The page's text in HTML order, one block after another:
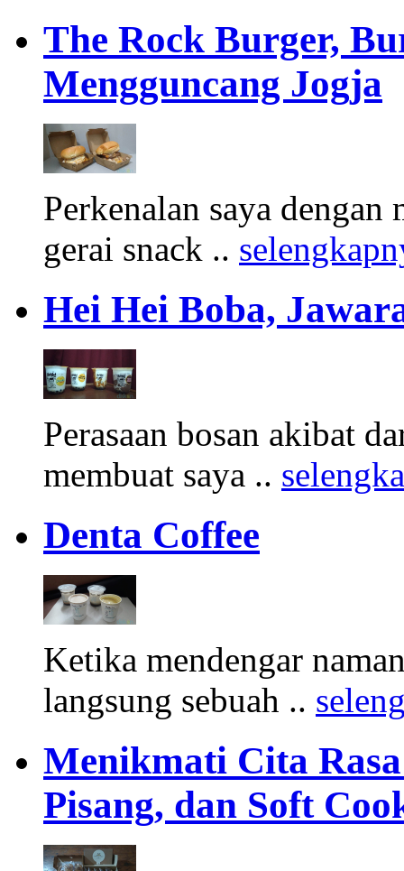
The Rock Burger,
Mengguncang Jogja
Perkenalan saya
gerai snack ..
Hei Hei Boba,
Perasaan bosan akibat
membuat saya ..
Denta Coffee
Ketika mendengar
langsung sebuah ..
Menikmati Cita
Pisang, dan Soft